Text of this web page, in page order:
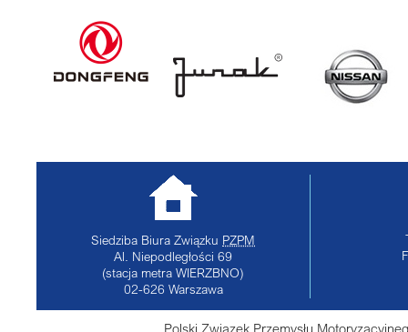
Siedziba Biura Związku PZPM
Al. Niepodległości 69
(stacja metra WIERZBNO)
02-626 Warszawa
Polski Związek Przemysłu